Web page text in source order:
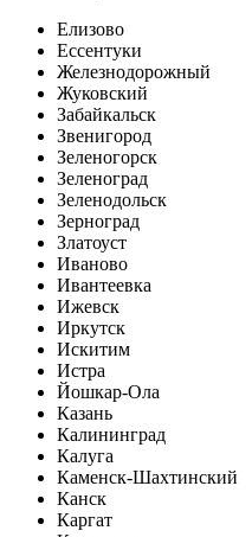
Елизово
Ессентуки
Железнодорожный
Жуковский
Забайкальск
Звенигород
Зеленогорск
Зеленоград
Зеленодольск
Зерноград
Златоуст
Иваново
Ивантеевка
Ижевск
Иркутск
Искитим
Истра
Йошкар-Ола
Казань
Калининград
Калуга
Каменск-Шахтинский
Канск
Каргат